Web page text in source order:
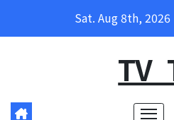
Sat. Aug 8th, 2026